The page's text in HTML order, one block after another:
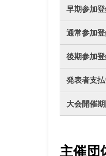
早期参加
通常参加
後期参加
発表者支
大会開催
主催団